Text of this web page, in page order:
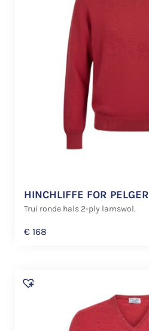
HINCHLIFFE FOR PELGER
Trui ronde hals 2-ply lamswol.
€ 168